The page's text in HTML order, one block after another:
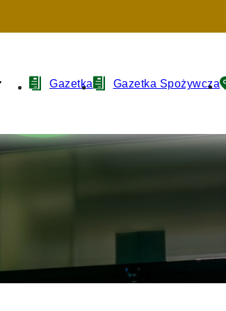
NawigacjaGazetka Gazetka Spożywcza